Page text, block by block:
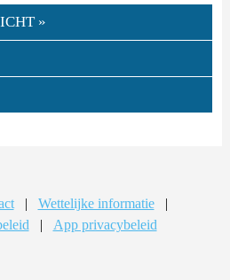
»
| Wettelijke informatie
|
| App privacybeleid